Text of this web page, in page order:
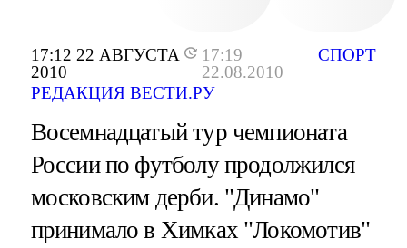
17:12 22 АВГУСТА
2010
17:19
22.08.2010
РЕДАКЦИЯ ВЕСТИ.РУ
СПОРТ
Восемнадцатый тур чемпионата
России по футболу продолжился
московским дерби. "Динамо"
принимало в Химках "Локомотив"